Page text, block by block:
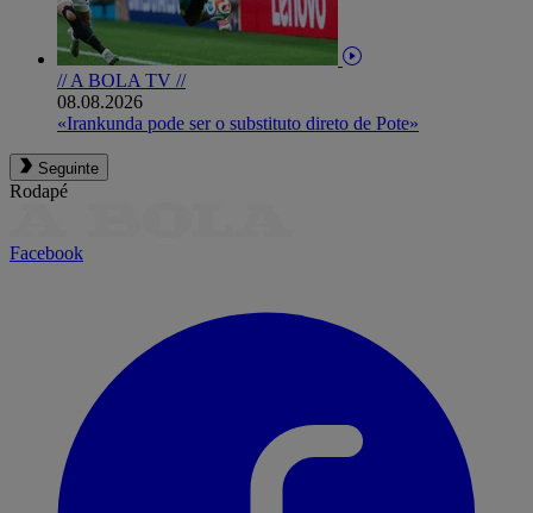
// A BOLA TV //
08.08.2026
«Irankunda pode ser o substituto direto de Pote»
Seguinte
Rodapé
Facebook